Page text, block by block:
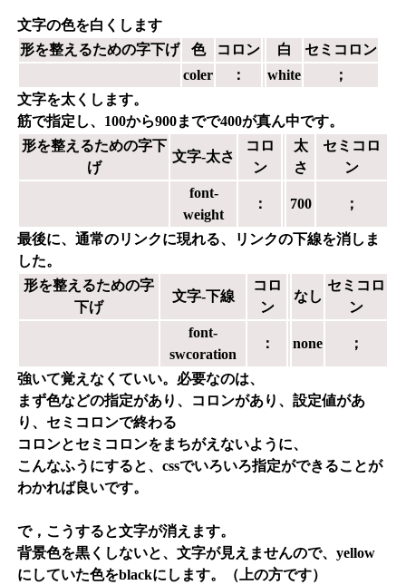
文字の色を白くします
形を整えるための字下げ
色 コロン 白
セミコロン
coler
： white
；
文字を太くします。
筋で指定し、100から900までで400が真ん中です。
形を整えるための字下
げ
文字-太さ
コロ
ン
太
さ
セミコロ
ン
font-
weight
： 700 ；
最後に、通常のリンクに現れる、リンクの下線を消しま
した。
形を整えるための字
下げ
文字-下線
コロ
ン
なし
セミコロ
ン
font-
swcoration
： none ；
強いて覚えなくていい。必要なのは、
まず色などの指定があり、コロンがあり、設定値があ
り、セミコロンで終わる
コロンとセミコロンをまちがえないように、
こんなふうにすると、cssでいろいろ指定ができることが
わかれば良いです。
で，こうすると文字が消えます。
背景色を黒くしないと、文字が見えませんので、yellow
にしていた色をblackにします。（上の方です）